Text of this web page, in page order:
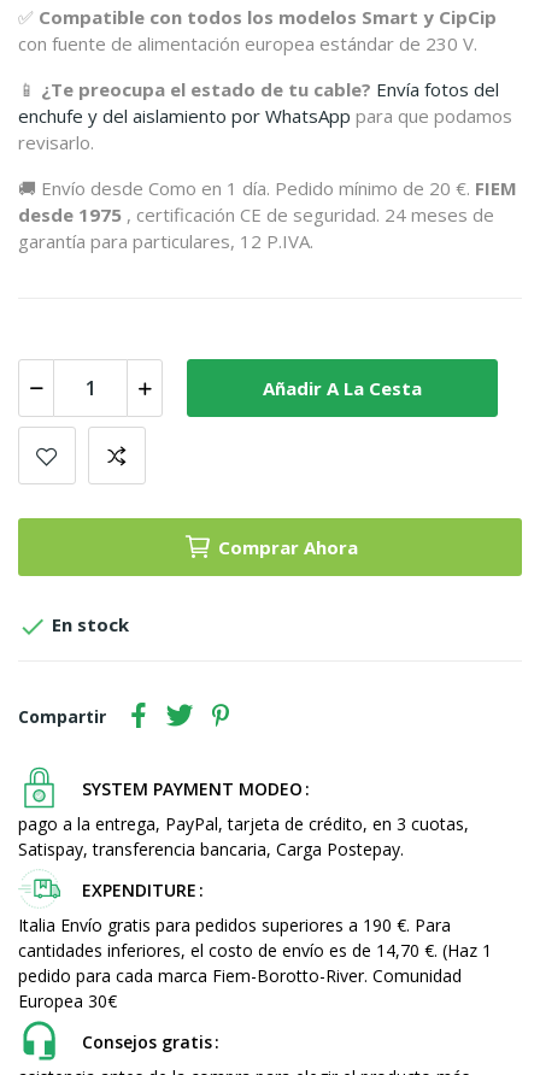
✅ Compatible con todos los modelos Smart y CipCip
con fuente de alimentación europea estándar de 230 V.
📱 ¿Te preocupa el estado de tu cable? Envía fotos del
enchufe y del aislamiento por WhatsApp para que podamos
revisarlo.
🚚 Envío desde Como en 1 día. Pedido mínimo de 20 €. FIEM
desde 1975 , certificación CE de seguridad. 24 meses de
garantía para particulares, 12 P.IVA.
Añadir A La Cesta
Comprar Ahora
 En stock
Compartir
SYSTEM PAYMENT MODEO
pago a la entrega, PayPal, tarjeta de crédito, en 3 cuotas,
Satispay, transferencia bancaria, Carga Postepay.
EXPENDITURE
Italia Envío gratis para pedidos superiores a 190 €. Para
cantidades inferiores, el costo de envío es de 14,70 €. (Haz 1
pedido para cada marca Fiem-Borotto-River. Comunidad
Europea 30€
Consejos gratis